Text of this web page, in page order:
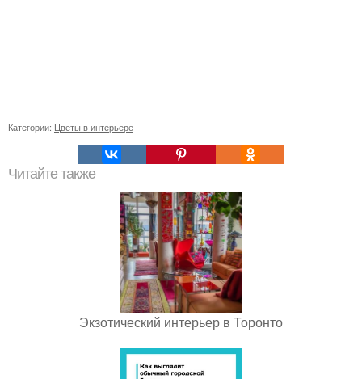
Категории: Цветы в интерьере
Читайте также
Экзотический интерьер в Торонто